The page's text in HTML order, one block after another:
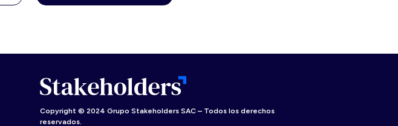
Copyright © 2024 Grupo Stakeholders SAC – Todos los derechos
reservados.